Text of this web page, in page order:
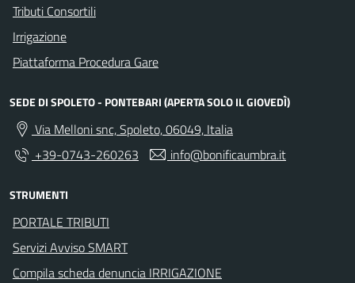
Tributi Consortili
Irrigazione
Piattaforma Procedura Gare
SEDE DI SPOLETO - PONTEBARI (APERTA SOLO IL GIOVEDÌ)
Via Melloni snc, Spoleto, 06049, Italia
+39-0743-260263
info@bonificaumbra.it
STRUMENTI
PORTALE TRIBUTI
Servizi Avviso SMART
Compila scheda denuncia IRRIGAZIONE